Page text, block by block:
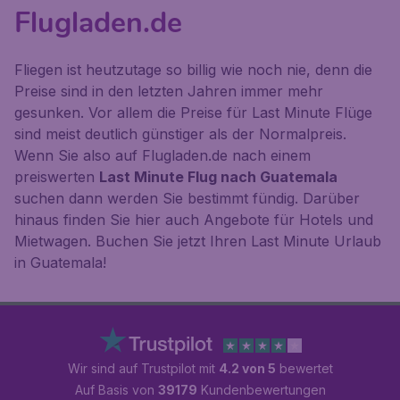
Flugladen.de
Fliegen ist heutzutage so billig wie noch nie, denn die
Preise sind in den letzten Jahren immer mehr
gesunken. Vor allem die Preise für Last Minute Flüge
sind meist deutlich günstiger als der Normalpreis.
Wenn Sie also auf Flugladen.de nach einem
preiswerten Last Minute Flug nach Guatemala
suchen dann werden Sie bestimmt fündig. Darüber
hinaus finden Sie hier auch Angebote für Hotels und
Mietwagen. Buchen Sie jetzt Ihren Last Minute Urlaub
in Guatemala!
Wir sind auf Trustpilot mit 4.2 von 5 bewertet
Auf Basis von 39179 Kundenbewertungen